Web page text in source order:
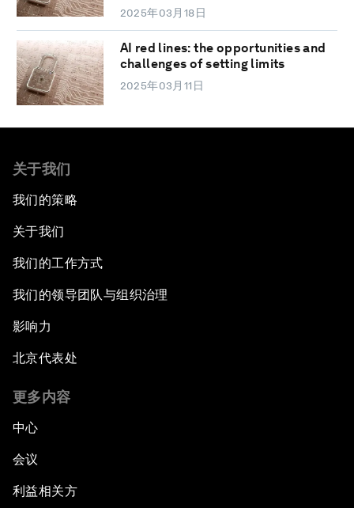
2025年03月18日
AI red lines: the opportunities and
challenges of setting limits
2025年03月11日
关于我们
我们的策略
关于我们
我们的工作方式
我们的领导团队与组织治理
影响力
北京代表处
更多内容
中心
会议
利益相关方